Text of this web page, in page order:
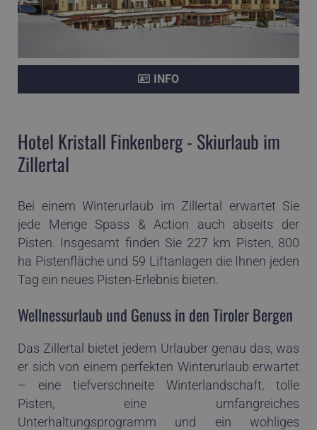
INFO
Hotel Kristall Finkenberg - Skiurlaub im
Zillertal
Bei einem Winterurlaub im Zillertal erwartet Sie
jede Menge Spass & Action auch abseits der
Pisten. Insgesamt finden Sie 227 km Pisten, 800
ha Pistenfläche und 59 Liftanlagen die Ihnen jeden
Tag ein neues Pisten-Erlebnis bieten.
Wellnessurlaub und Genuss in den Tiroler Bergen
Das Zillertal bietet jedem Urlauber genau das, was
er sich von einem perfekten Winterurlaub erwartet
– eine tiefverschneite Winterlandschaft, tolle
Pisten, eine umfangreiches
Unterhaltungsprogramm und ein wohliges